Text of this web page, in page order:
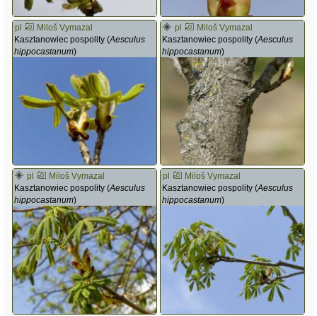
pl
Miloš Vymazal
Kasztanowiec pospolity (Aesculus
hippocastanum)
pl
Miloš Vymazal
Kasztanowiec pospolity (Aesculus
hippocastanum)
pl
Miloš Vymazal
Kasztanowiec pospolity (Aesculus
hippocastanum)
pl
Miloš Vymazal
Kasztanowiec pospolity (Aesculus
hippocastanum)